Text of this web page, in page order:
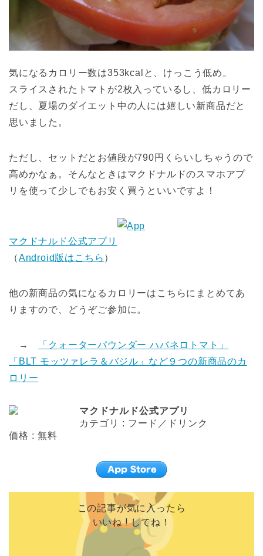
気になるカロリー数は353kcalと、けっこう低め。
スライスされたトマトが2枚入っているし、低カロリー
だし、夏場のダイエット中の人には嬉しい新商品だと
思いました。
ただし、セットだとお値段が790円くらいしちゃうので
高めかなぁ。そんなときはマクドナルドのスマホアプ
リを使って少しでもお安く買うといいですよ！
マクドナルド公式アプリ
（Android版はこちら ）
他の新商品の気になるカロリーはこちらにまとめてあ
りますので、どうぞご参加に。
→
「クォーターパウンダー ハバネロトマト」
「BLT モッツァレラ＆バジル」など９つの新商品のカ
ロリー
マクドナルド公式アプリ
カテゴリ : フード／ドリンク
価格 : 無料
この記事が気に入ったら
いいね ! してね！